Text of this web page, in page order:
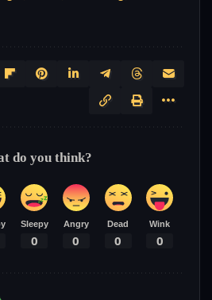
do you think?
Sleepy
0
Angry
0
Dead
0
Wink
0